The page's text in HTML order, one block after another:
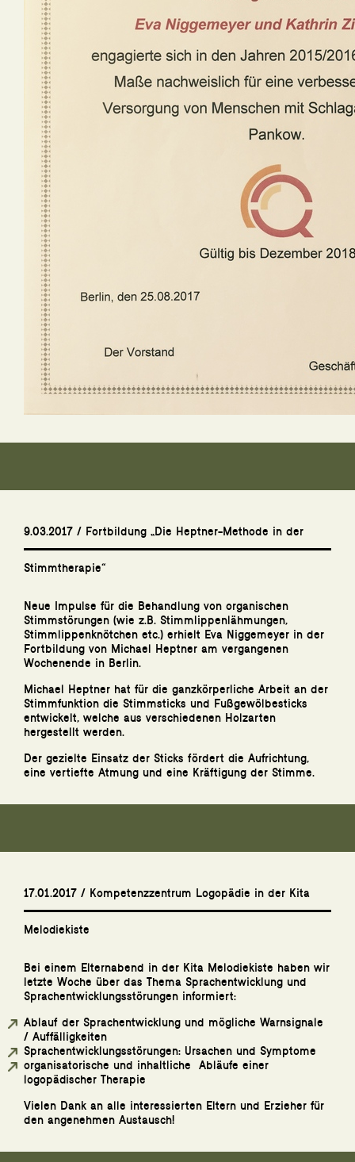
9.03.2017 / Fortbildung „Die Heptner-Methode in der
Stimmtherapie“
Neue Impulse für die Behandlung von organischen
Stimmstörungen (wie z.B. Stimmlippenlähmungen,
Stimmlippenknötchen etc.) erhielt Eva Niggemeyer in der
Fortbildung von Michael Heptner am vergangenen
Wochenende in Berlin.
Michael Heptner hat für die ganzkörperliche Arbeit an der
Stimmfunktion die Stimmsticks und Fußgewölbesticks
entwickelt, welche aus verschiedenen Holzarten
hergestellt werden.
Der gezielte Einsatz der Sticks fördert die Aufrichtung,
eine vertiefte Atmung und eine Kräftigung der Stimme.
17.01.2017 / Kompetenzzentrum Logopädie in der Kita
Melodiekiste
Bei einem Elternabend in der Kita Melodiekiste haben wir
letzte Woche über das Thema Sprachentwicklung und
Sprachentwicklungsstörungen informiert:
Ablauf der Sprachentwicklung und mögliche Warnsignale
/ Auffälligkeiten
Sprachentwicklungsstörungen: Ursachen und Symptome
organisatorische und inhaltliche Abläufe einer
logopädischer Therapie
Vielen Dank an alle interessierten Eltern und Erzieher für
den angenehmen Austausch!